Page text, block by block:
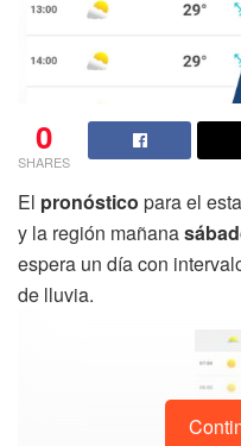
0
SHARES
El pronóstico para el
y la región mañana
espera un día con
de lluvia.